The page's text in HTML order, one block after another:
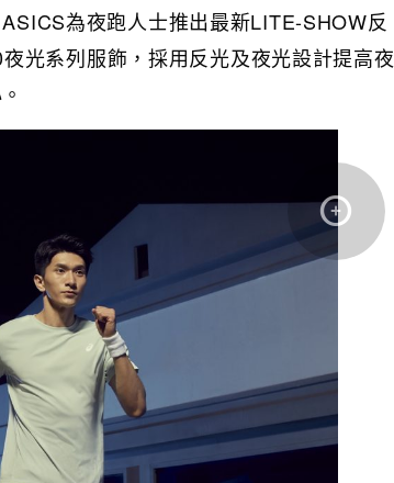
為夜跑人士推出最新LITE-SHOW反
光系列服飾，採用反光及夜光設計提高夜